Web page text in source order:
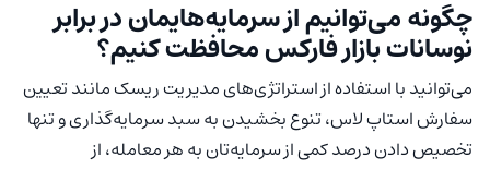
چگونه می‌توانیم از سرمایه‌‌هایمان در برابر
نوسانات بازار فارکس محافظت کنیم؟
می‌توانید با استفاده از استراتژی‌های مدیریت ریسک مانند تعیین
سفارش استاپ لاس، تنوع بخشیدن به سبد سرمایه‌گذاری و تنها
تخصیص دادن درصد کمی از سرمایه‌تان به هر معامله، از